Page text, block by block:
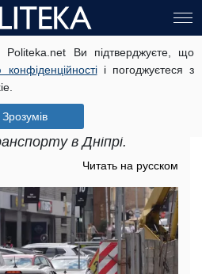
Politeka.net Ви підтверджуєте, що
конфіденційностіі погоджуєтеся з
Зрозумів
транспорту в
цілий
планових робіт,
в Дніпрі.
Читать на русском